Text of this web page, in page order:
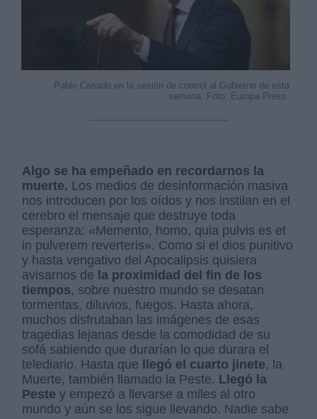
Pablo Casado en la sesión de control al Gobierno de esta
semana. Foto: Europa Press.
Algo se ha empeñado en recordarnos la
muerte. Los medios de desinformación masiva
nos introducen por los oídos y nos instilan en el
cerebro el mensaje que destruye toda
esperanza: «Memento, homo, quia pulvis es et
in pulverem reverteris». Como si el dios punitivo
y hasta vengativo del Apocalipsis quisiera
avisarnos de la proximidad del fin de los
tiempos, sobre nuestro mundo se desatan
tormentas, diluvios, fuegos. Hasta ahora,
muchos disfrutaban las imágenes de esas
tragedias lejanas desde la comodidad de su
sofá sabiendo que durarían lo que durara el
telediario. Hasta que
llegó el cuarto jinete, la
Muerte, también llamado la Peste. Llegó la
Peste y empezó a llevarse a miles al otro
mundo y aún se los sigue llevando. Nadie sabe